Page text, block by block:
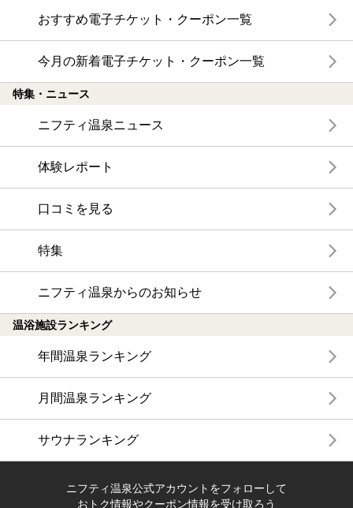
おすすめ電子チケット・クーポン一覧
今月の新着電子チケット・クーポン一覧
特集・ニュース
ニフティ温泉ニュース
体験レポート
口コミを見る
特集
ニフティ温泉からのお知らせ
温浴施設ランキング
年間温泉ランキング
月間温泉ランキング
サウナランキング
ニフティ温泉公式アカウントをフォローして
おトク情報やクーポン情報を受け取ろう